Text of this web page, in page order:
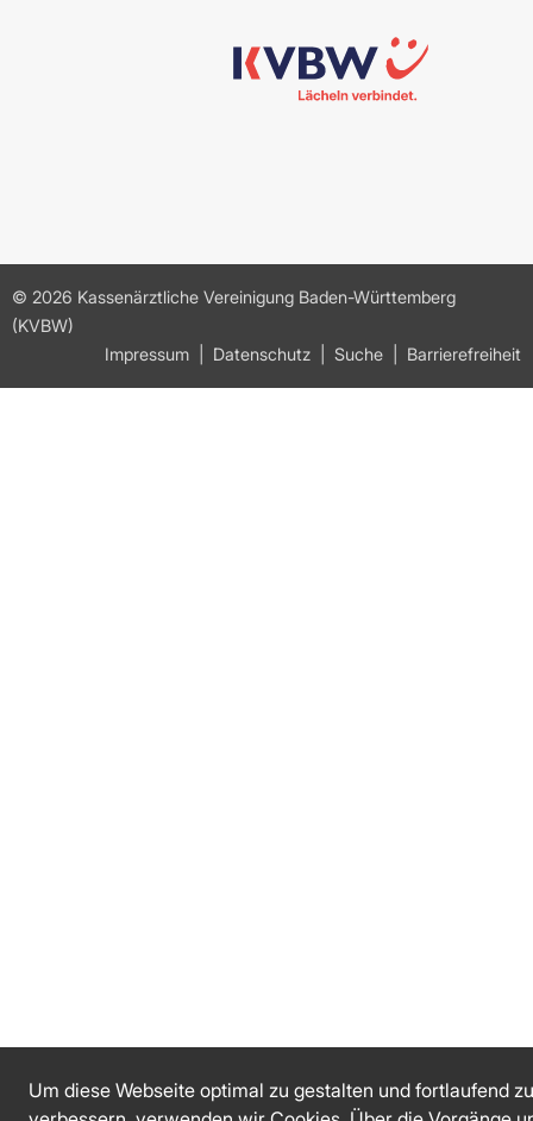
© 2026 Kassenärztliche Vereinigung Baden-Württemberg
(KVBW)
Impressum
Datenschutz Suche Barrierefreiheit
Um diese Webseite optimal zu gestalten und fortlaufend zu